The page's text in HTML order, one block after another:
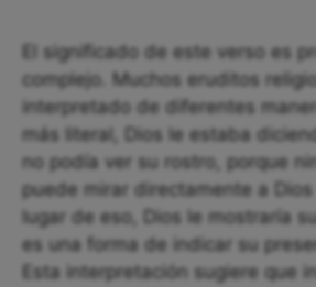
El significado de este verso es
complejo. Muchos eruditos
interpretado de diferentes
más literal, Dios le estaba
no podía ver su rostro, porque
puede mirar directamente a
lugar de eso, Dios le mostraría
es una forma de indicar su
Esta interpretación sugiere que